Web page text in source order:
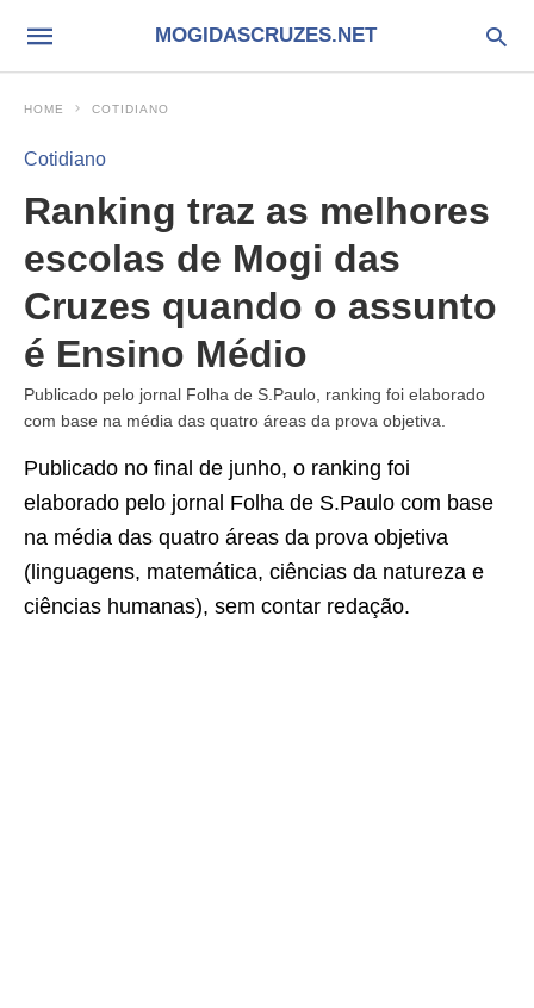
MOGIDASCRUZES.NET
HOME COTIDIANO
Cotidiano
Ranking traz as melhores
escolas de Mogi das
Cruzes quando o assunto
é Ensino Médio
Publicado pelo jornal Folha de S.Paulo, ranking foi elaborado
com base na média das quatro áreas da prova objetiva.
Publicado no final de junho, o ranking foi
elaborado pelo jornal Folha de S.Paulo com base
na média das quatro áreas da prova objetiva
(linguagens, matemática, ciências da natureza e
ciências humanas), sem contar redação.